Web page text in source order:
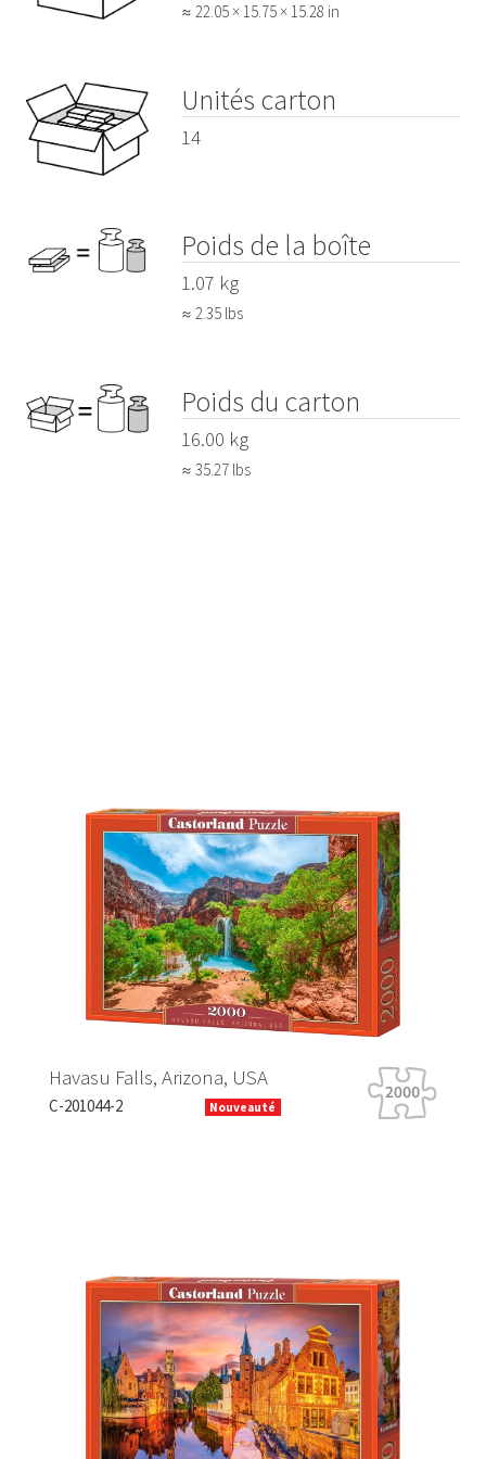
≈ 22.05 × 15.75 × 15.28 in
Unités carton
14
Poids de la boîte
1.07 kg
≈ 2.35 lbs
Poids du carton
16.00 kg
≈ 35.27 lbs
Havasu Falls, Arizona, USA
C-201044-2 Nouveauté
Previous